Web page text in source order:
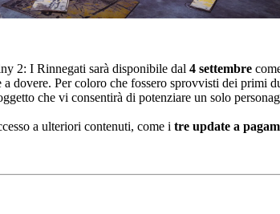
2: I Rinnegati sarà disponibile dal 4 settembre
a dovere. Per coloro che fossero sprovvisti dei primi
che vi consentirà di potenziare un solo
a ulteriori contenuti, come i tre update a